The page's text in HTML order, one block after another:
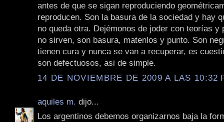
antes de que se sigan reproduciendo
reproducen. Son la basura de la sociedad y hay
no queda otra. Dejémonos de joder con teorías y
no sirven, son basura, matenlos y punto. Son
tienen cura y nunca se van a recuperar, es
son defectuosos, asi de simple.
14 DE NOVIEMBRE DE 2009 A LAS 10:32
aquiles m. dijo...
Los argentinos debemos organizarnos baja la